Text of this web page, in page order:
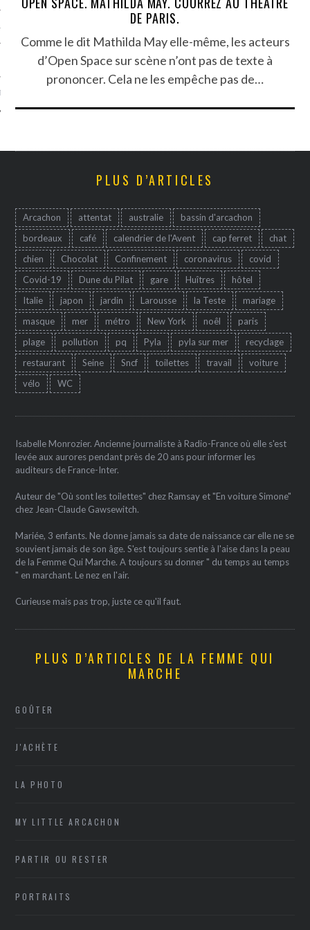
ARCACHON
DE PARIS.
Comme le dit Mathilda May elle-même, les acteurs
d’Open Space sur scène n’ont pas de texte à
prononcer. Cela ne les empêche pas de…
PLUS D’ARTICLES
Arcachon attentat australie
bassin d'arcachon
bordeaux
café calendrier de l'Avent cap ferret
chat
chien
Chocolat Confinement coronavirus
covid
Covid-19
Dune du Pilat gare Huîtres
hôtel
Italie
japon jardin Larousse la Teste
mariage
masque
mer métro New York noêl
paris
plage
pollution pq Pyla pyla sur mer
recyclage
restaurant
Seine Sncf toilettes travail
voiture
vélo
WC
Isabelle Monrozier. Ancienne journaliste à Radio-France où elle s'est
levée aux aurores pendant près de 20 ans pour informer les
auditeurs de France-Inter.
Auteur de "Où sont les toilettes" chez Ramsay et "En voiture Simone"
chez Jean-Claude Gawsewitch.
Mariée, 3 enfants. Ne donne jamais sa date de naissance car elle ne se
souvient jamais de son âge. S'est toujours sentie à l'aise dans la peau
de la Femme Qui Marche. A toujours su donner " du temps au temps
" en marchant. Le nez en l'air.
Curieuse mais pas trop, juste ce qu'il faut.
PLUS D’ARTICLES DE LA FEMME QUI
MARCHE
GOÛTER
J'ACHÈTE
LA PHOTO
MY LITTLE ARCACHON
PARTIR OU RESTER
PORTRAITS